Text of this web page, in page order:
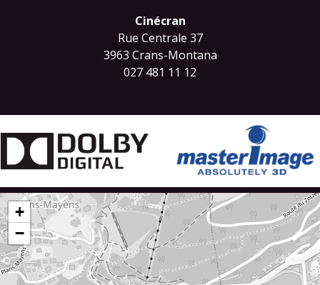
Cinécran
Rue Centrale 37
3963 Crans-Montana
027 481 11 12
+
−